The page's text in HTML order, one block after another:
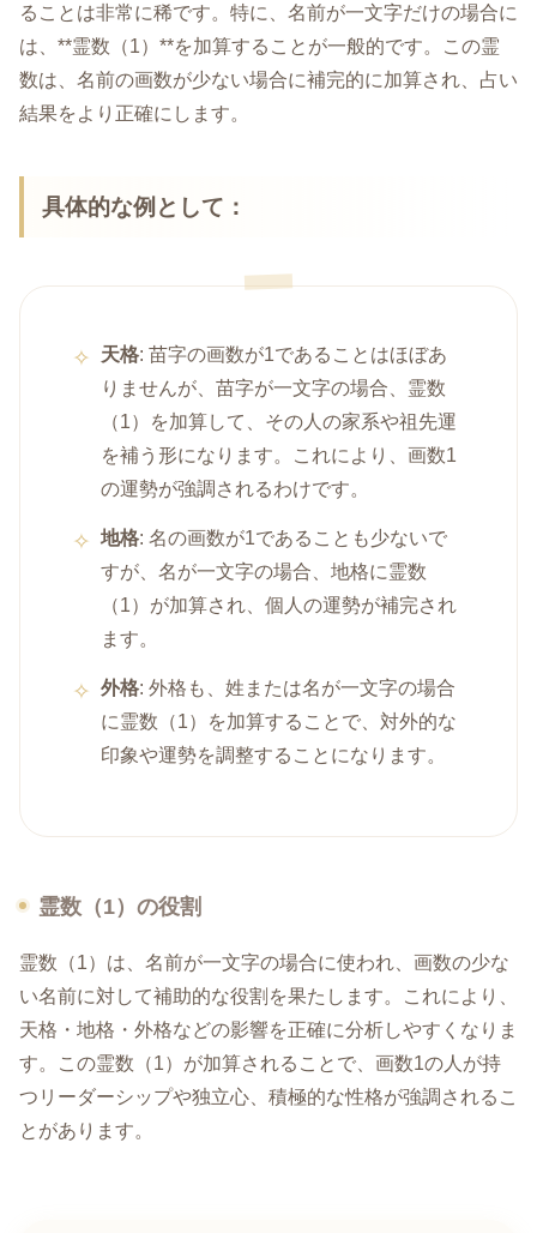
ることは非常に稀です。特に、名前が一文字だけの場合に
は、**霊数（1）**を加算することが一般的です。この霊
数は、名前の画数が少ない場合に補完的に加算され、占い
結果をより正確にします。
具体的な例として：
天格: 苗字の画数が1であることはほぼあ
りませんが、苗字が一文字の場合、霊数
（1）を加算して、その人の家系や祖先運
を補う形になります。これにより、画数1
の運勢が強調されるわけです。
地格: 名の画数が1であることも少ないで
すが、名が一文字の場合、地格に霊数
（1）が加算され、個人の運勢が補完され
ます。
外格: 外格も、姓または名が一文字の場合
に霊数（1）を加算することで、対外的な
印象や運勢を調整することになります。
霊数（1）の役割
霊数（1）は、名前が一文字の場合に使われ、画数の少な
い名前に対して補助的な役割を果たします。これにより、
天格・地格・外格などの影響を正確に分析しやすくなりま
す。この霊数（1）が加算されることで、画数1の人が持
つリーダーシップや独立心、積極的な性格が強調されるこ
とがあります。